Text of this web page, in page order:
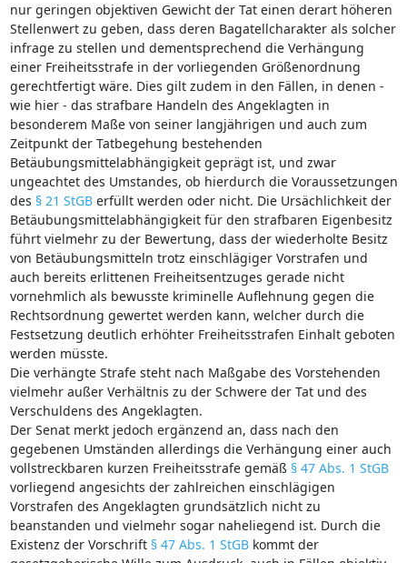
nur geringen objektiven Gewicht der Tat einen derart höheren
Stellenwert zu geben, dass deren Bagatellcharakter als solcher
infrage zu stellen und dementsprechend die Verhängung
einer Freiheitsstrafe in der vorliegenden Größenordnung
gerechtfertigt wäre. Dies gilt zudem in den Fällen, in denen -
wie hier - das strafbare Handeln des Angeklagten in
besonderem Maße von seiner langjährigen und auch zum
Zeitpunkt der Tatbegehung bestehenden
Betäubungsmittelabhängigkeit geprägt ist, und zwar
ungeachtet des Umstandes, ob hierdurch die Voraussetzungen
des § 21 StGBerfüllt werden oder nicht. Die Ursächlichkeit der
Betäubungsmittelabhängigkeit für den strafbaren Eigenbesitz
führt vielmehr zu der Bewertung, dass der wiederholte Besitz
von Betäubungsmitteln trotz einschlägiger Vorstrafen und
auch bereits erlittenen Freiheitsentzuges gerade nicht
vornehmlich als bewusste kriminelle Auflehnung gegen die
Rechtsordnung gewertet werden kann, welcher durch die
Festsetzung deutlich erhöhter Freiheitsstrafen Einhalt geboten
werden müsste.
Die verhängte Strafe steht nach Maßgabe des Vorstehenden
vielmehr außer Verhältnis zu der Schwere der Tat und des
Verschuldens des Angeklagten.
Der Senat merkt jedoch ergänzend an, dass nach den
gegebenen Umständen allerdings die Verhängung einer auch
vollstreckbaren kurzen Freiheitsstrafe gemäß § 47 Abs. 1 StGB
vorliegend angesichts der zahlreichen einschlägigen
Vorstrafen des Angeklagten grundsätzlich nicht zu
beanstanden und vielmehr sogar naheliegend ist. Durch die
Existenz der Vorschrift § 47 Abs. 1 StGBkommt der